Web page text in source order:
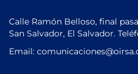
Calle Ramón Belloso, final
San Salvador, El Salvador.
Email: comunicaciones